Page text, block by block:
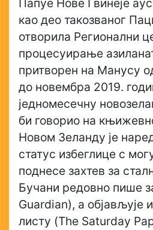
Папуе Нове Гвинеје
као део такозваног
отворила Регионални
процесуирање
притворен на Манусу
до новембра 2019.
једномесечну
би говорио на
Новом Зеланду је
статус избеглице с
поднесе захтев за
Бучани редовно пише
Guardian), а објављује
листу (The Saturday